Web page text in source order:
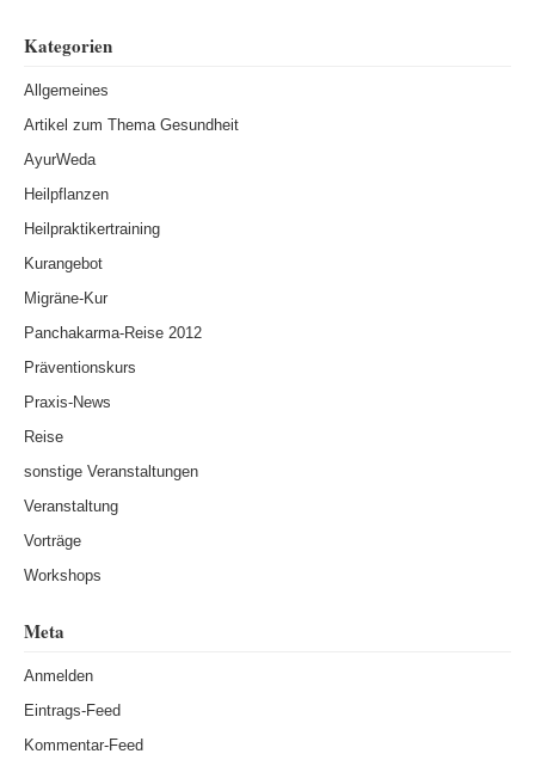
Kategorien
Allgemeines
Artikel zum Thema Gesundheit
AyurWeda
Heilpflanzen
Heilpraktikertraining
Kurangebot
Migräne-Kur
Panchakarma-Reise 2012
Präventionskurs
Praxis-News
Reise
sonstige Veranstaltungen
Veranstaltung
Vorträge
Workshops
Meta
Anmelden
Eintrags-Feed
Kommentar-Feed